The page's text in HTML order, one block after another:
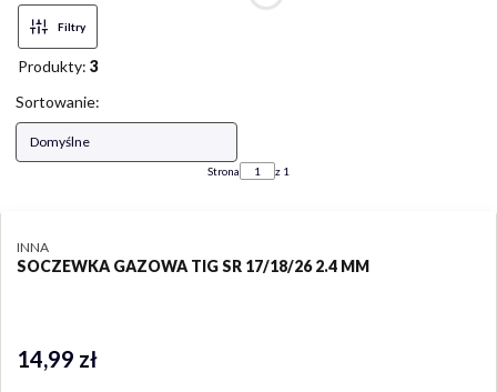
Filtry
Produkty: 3
Lista produktów
Sortowanie:
Domyślne
Strona z 1
SOCZEWKA GAZOWA TIG SR 17/18/26 2.4 MM
PRODUCENT
INNA
Cena
14,99 zł